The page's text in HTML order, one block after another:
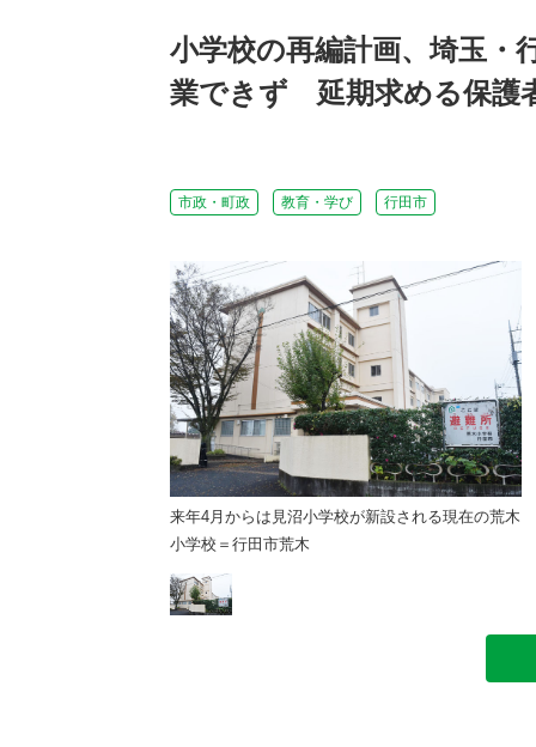
小学校の再編計画、埼玉
業できず 延期求める保護
市政・町政 教育・学び 行田市
来年4月からは見沼小学校が新設される現在の荒木
小学校＝行田市荒木